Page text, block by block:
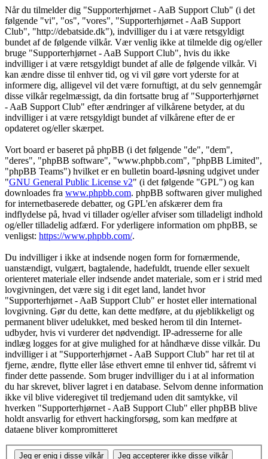
Når du tilmelder dig "Supporterhjørnet - AaB Support Club" (i det
følgende "vi", "os", "vores", "Supporterhjørnet - AaB Support
Club", "http://debatside.dk"), indvilliger du i at være retsgyldigt
bundet af de følgende vilkår. Vær venlig ikke at tilmelde dig og/eller
bruge "Supporterhjørnet - AaB Support Club", hvis du ikke
indvilliger i at være retsgyldigt bundet af alle de følgende vilkår. Vi
kan ændre disse til enhver tid, og vi vil gøre vort yderste for at
informere dig, alligevel vil det være fornuftigt, at du selv gennemgår
disse vilkår regelmæssigt, da din fortsatte brug af "Supporterhjørnet
- AaB Support Club" efter ændringer af vilkårene betyder, at du
indvilliger i at være retsgyldigt bundet af vilkårene efter de er
opdateret og/eller skærpet.
Vort board er baseret på phpBB (i det følgende "de", "dem",
"deres", "phpBB software", "www.phpbb.com", "phpBB Limited",
"phpBB Teams") hvilket er en bulletin board-løsning udgivet under
"GNU General Public License v2" (i det følgende "GPL") og kan
downloades fra www.phpbb.com. phpBB softwaren giver mulighed
for internetbaserede debatter, og GPL'en afskærer dem fra
indflydelse på, hvad vi tillader og/eller afviser som tilladeligt indhold
og/eller tilladelig adfærd. For yderligere information om phpBB, se
venligst: https://www.phpbb.com/.
Du indvilliger i ikke at indsende nogen form for fornærmende,
uanstændigt, vulgært, bagtalende, hadefuldt, truende eller sexuelt
orienteret materiale eller indsende andet materiale, som er i strid med
lovgivningen, det være sig i dit eget land, landet hvor
"Supporterhjørnet - AaB Support Club" er hostet eller international
lovgivning. Gør du dette, kan dette medføre, at du øjeblikkeligt og
permanent bliver udelukket, med besked herom til din Internet-
udbyder, hvis vi vurderer det nødvendigt. IP-adresserne for alle
indlæg logges for at give mulighed for at håndhæve disse vilkår. Du
indvilliger i at "Supporterhjørnet - AaB Support Club" har ret til at
fjerne, ændre, flytte eller låse ethvert emne til enhver tid, såfremt vi
finder dette passende. Som bruger indvilliger du i at al information
du har skrevet, bliver lagret i en database. Selvom denne information
ikke vil blive videregivet til tredjemand uden dit samtykke, vil
hverken "Supporterhjørnet - AaB Support Club" eller phpBB blive
holdt ansvarlig for ethvert hackingforsøg, som kan medføre at
dataene bliver kompromitteret